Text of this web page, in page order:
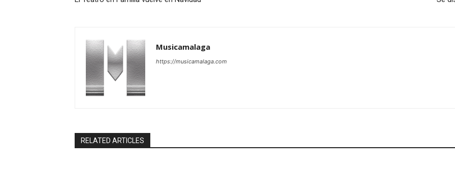
Musicamalaga
https://musicamalaga.com
RELATED ARTICLES